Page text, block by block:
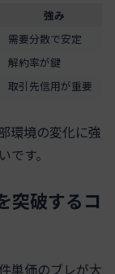
強み
需要分散で安定
解約率が鍵
取引先信用が重要
環境の変化に強
す。
突破するコ
単価のブレが大